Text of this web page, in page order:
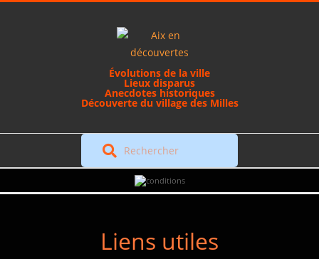
Évolutions de la ville
Lieux disparus
Anecdotes historiques
Découverte du village des Milles
Rechercher
Navigation
Liens utiles